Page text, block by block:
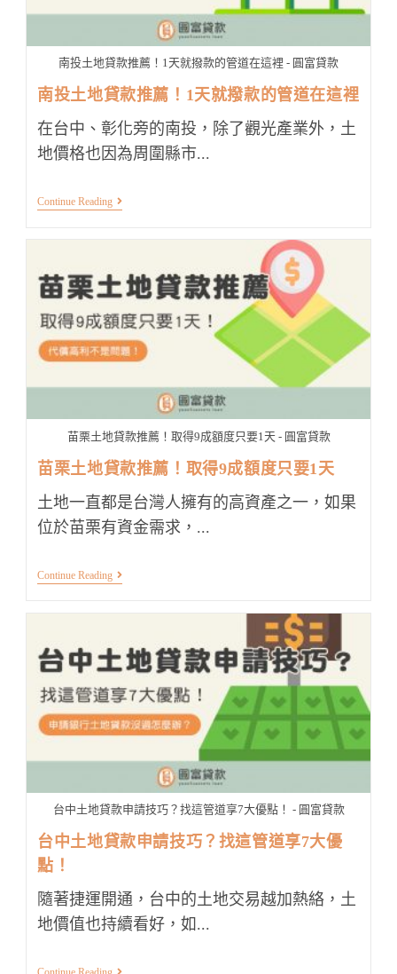
高
就
這
樣
貸
南投土地貸款推薦！1天就撥款的管道在這裡 - 圓富貸款
南投土地貸款推薦！1天就撥款的管道在這裡
在台中、彰化旁的南投，除了觀光產業外，土
地價格也因為周圍縣市...
Continue Reading南
款
推
薦！
1
天
就
撥
的
在
這
裡
苗栗土地貸款推薦！取得9成額度只要1天 - 圓富貸款
苗栗土地貸款推薦！取得9成額度只要1天
土地一直都是台灣人擁有的高資產之一，如果
位於苗栗有資金需求，...
Continue Reading苗
栗
款
推
薦！
取
得
9
成
度
1
天
台中土地貸款申請技巧？找這管道享7大優點！ - 圓富貸款
台中土地貸款申請技巧？找這管道享7大優
點！
隨著捷運開通，台中的土地交易越加熱絡，土
地價值也持續看好，如...